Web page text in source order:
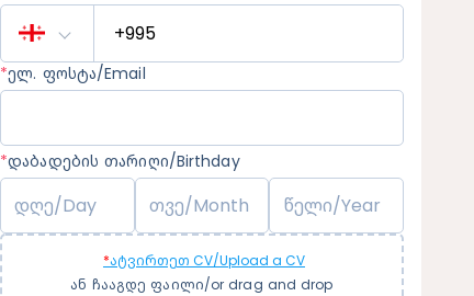
*ელ. ფოსტა/Email
*დაბადების თარიღი/Birthday
*ატვირთეთ CV/Upload a CV
ან ჩააგდე ფაილი/or drag and drop